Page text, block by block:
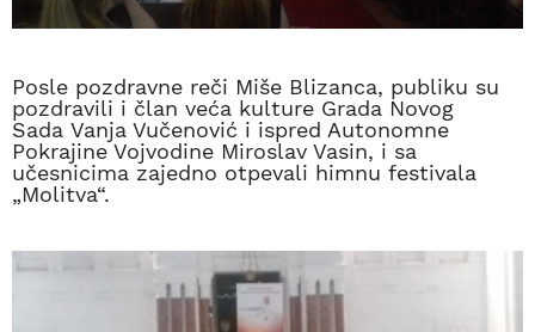
Posle pozdravne reči Miše Blizanca, publiku su
pozdravili i član veća kulture Grada Novog
Sada Vanja Vučenović i ispred Autonomne
Pokrajine Vojvodine Miroslav Vasin, i sa
učesnicima zajedno otpevali himnu festivala
„Molitva“.